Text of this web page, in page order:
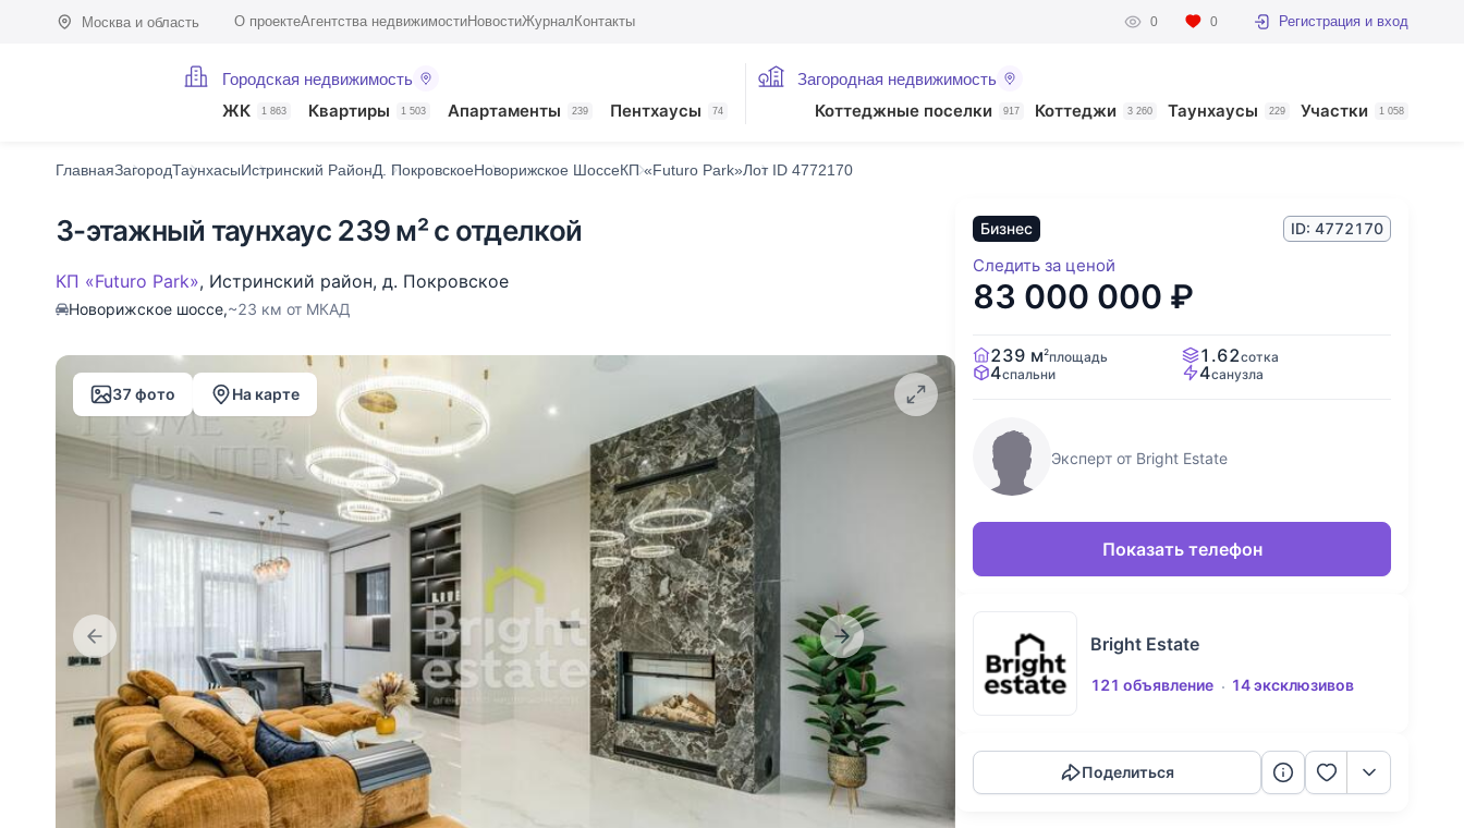
Москва и область О проектеАгентства недвижимостиНовостиЖурнал Контакты 0 0 Регистрация и вход
Городская недвижимость
ЖК 1 863 Квартиры 1 503 Апартаменты 239 Пентхаусы 74
Загородная недвижимость
Коттеджные поселки 917 Коттеджи 3 260 Таунхаусы 229 Участки 1 058
ГлавнаяЗагородТаунхасыИстринский РайонД. ПокровскоеНоворижское ШоссеКП «Futuro Park»Лот ID 4772170
3-этажный таунхаус 239 м² с отделкой
КП «Futuro Park», Истринский район, д. Покровское
Новорижское шоссе,~23 км от МКАД
37 фото На карте
Бизнес ID: 4772170
Следить за ценой
83 000 000 ₽
239 м2площадь 1.62сотка
4спальни 4санузла
Эксперт от Bright Estate
Показать телефон
Bright Estate
121 объявление 14 эксклюзивов
Поделиться
ХарактеристикиОписаниеО поселкеНа карте